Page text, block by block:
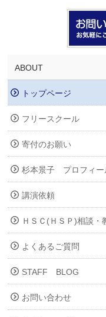
ABOUT
トップページ
フリースクール
寄付のお願い
杉本景子 プロフィー
講演依頼
ＨＳＣ(ＨＳＰ)相談
よくあるご質問
STAFF BLOG
お問い合わせ